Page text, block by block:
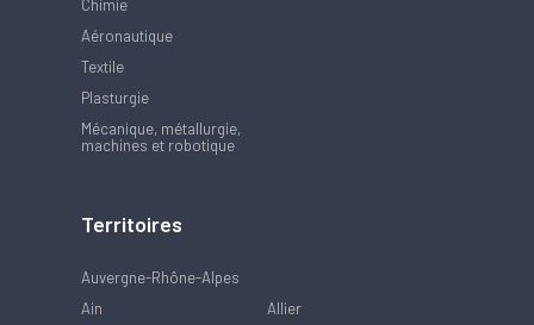
Chimie
Aéronautique
Textile
Plasturgie
Mécanique, métallurgie,
machines et robotique
Territoires
Auvergne-Rhône-Alpes
Ain
Allier